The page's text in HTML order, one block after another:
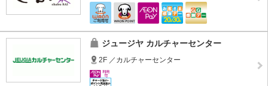
ジュージヤ カルチャーセンター
2F ／カルチャーセンター